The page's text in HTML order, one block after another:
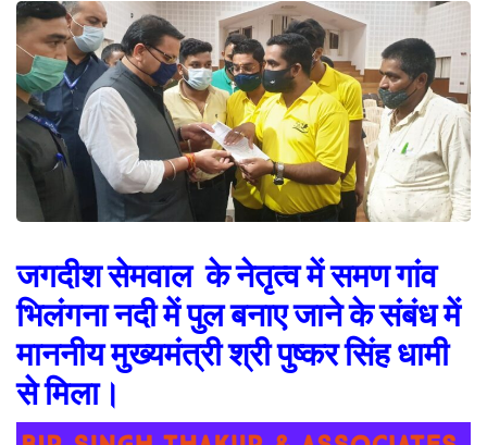
जगदीश सेमवाल के नेतृत्व में समण गांव
भिलंगना नदी में पुल बनाए जाने के संबंध में
माननीय मुख्यमंत्री श्री पुष्कर सिंह धामी
से मिला।